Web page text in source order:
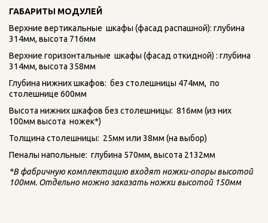
ГАБАРИТЫ МОДУЛЕЙ
Верхние вертикальные  шкафы (фасад распашной): глубина
314мм, высота 716мм
Верхние горизонтальные  шкафы (фасад откидной) : глубина
314мм, высота 358мм
Глубина нижних шкафов:  без столешницы 474мм,  по
столешнице 600мм
Высота нижних шкафов без столешницы:  816мм (из них
100мм высота  ножек*)
Толщина столешницы:  25мм или 38мм (на выбор)
Пеналы напольные:  глубина 570мм, высота 2132мм
*В фабричную комплектацию входят ножки-опоры высотой
100мм. Отдельно можно заказать ножки высотой 150мм